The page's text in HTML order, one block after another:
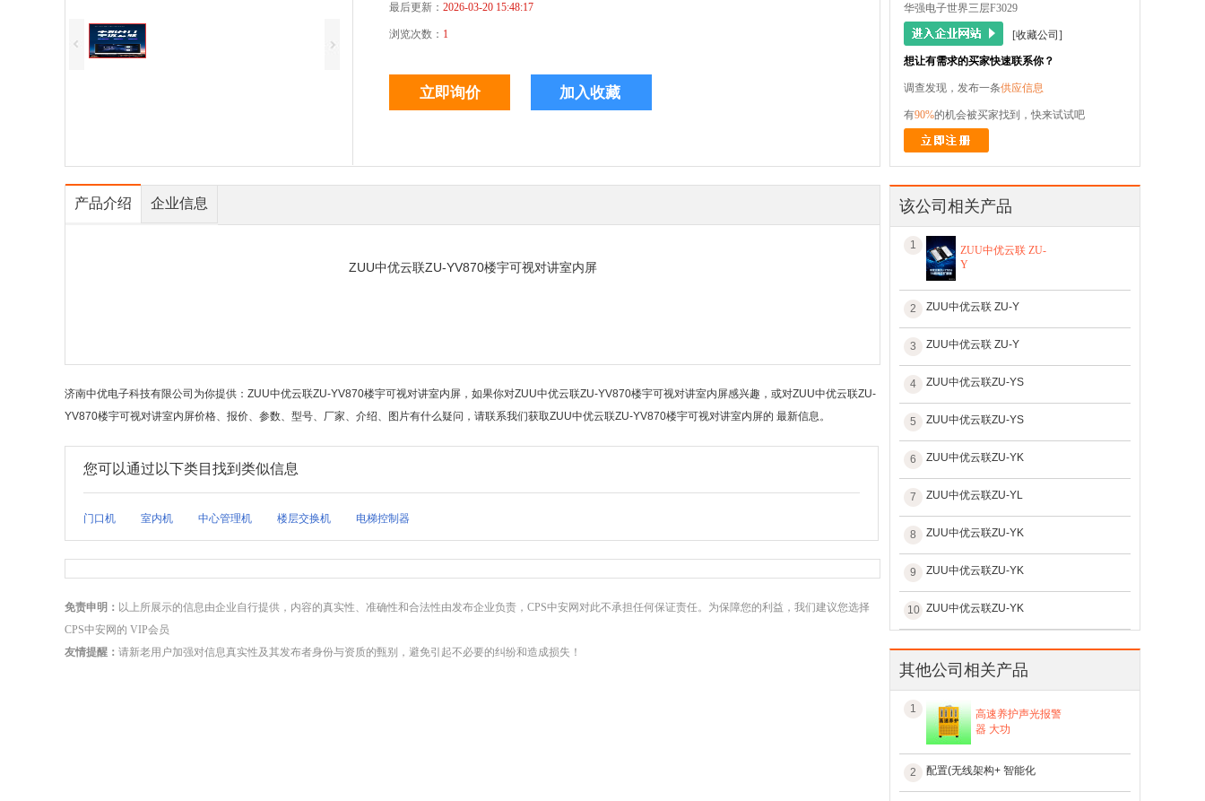
最后更新： 2026-03-20 15:48:17
浏览次数： 1
产品介绍 企业信息
ZUU中优云联ZU-YV870楼宇可视对讲室内屏
济南中优电子科技有限公司为你提供：ZUU中优云联ZU-YV870楼宇可视对讲室内屏，如果你对ZUU中优云联ZU-YV870楼宇可视对讲室内屏感兴趣，或对ZUU中优云联ZU-
YV870楼宇可视对讲室内屏价格、报价、参数、型号、厂家、介绍、图片有什么疑问，请联系我们获取ZUU中优云联ZU-YV870楼宇可视对讲室内屏的 最新信息。
您可以通过以下类目找到类似信息
门口机 室内机 中心管理机 楼层交换机 电梯控制器
免责申明： 以上所展示的信息由企业自行提供，内容的真实性、准确性和合法性由发布企业负责，CPS中安网对此不承担任何保证责任。为保障您的利益，我们建议您选择
CPS中安网的 VIP会员
友情提醒： 请新老用户加强对信息真实性及其发布者身份与资质的甄别，避免引起不必要的纠纷和造成损失！
华强电子世界三层F3029
[收藏公司]
想让有需求的买家快速联系你？
调查发现，发布一条供应信息
有90%的机会被买家找到，快来试试吧
该公司相关产品
1
ZUU中优云联 ZU-
Y
2 ZUU中优云联 ZU-Y
3 ZUU中优云联 ZU-Y
4 ZUU中优云联ZU-YS
5 ZUU中优云联ZU-YS
6 ZUU中优云联ZU-YK
7 ZUU中优云联ZU-YL
8 ZUU中优云联ZU-YK
9 ZUU中优云联ZU-YK
10 ZUU中优云联ZU-YK
其他公司相关产品
1
高速养护声光报警
器 大功
2 配置(无线架构+ 智能化